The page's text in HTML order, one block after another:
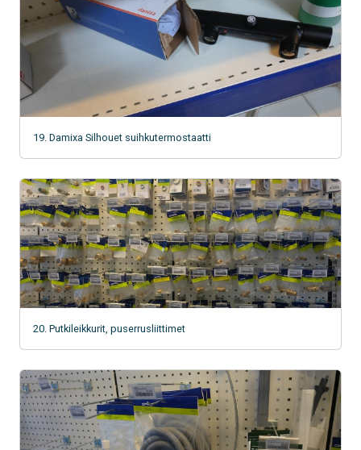
19. Damixa Silhouet suihkutermostaatti
20. Putkileikkurit, puserrusliittimet